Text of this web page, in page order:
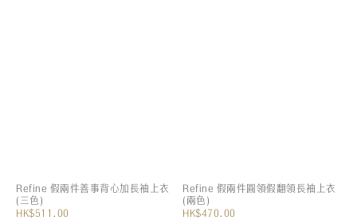
Refine 假兩件善事背心加長袖上衣
(三色)
HK$511.00
Refine 假兩件圓領假翻領長袖上衣
(兩色)
HK$470.00